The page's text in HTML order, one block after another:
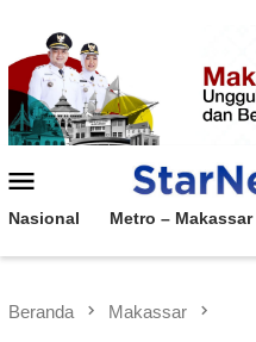
konten
Mobile
Nasional Metro – Makassar
Beranda Makassar